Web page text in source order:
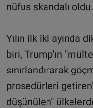
nüfus skandalı oldu.
Yılın ilk iki ayında
biri, Trump'ın
sınırlandırarak
prosedürleri
düşünülen"